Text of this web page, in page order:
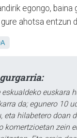
egongo, baina
ahotsa entzun
eskualdeko euskara
da; egunero 10
eta hilabetero doan
komertzioetan zein